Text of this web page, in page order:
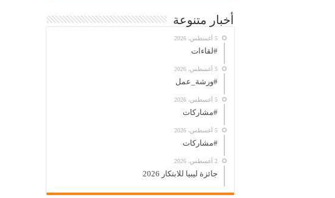
أخبار متنوعة
5 أغسطس، 2026
#لقاءات
5 أغسطس، 2026
#ورشة_عمل
5 أغسطس، 2026
#مشاركات
5 أغسطس، 2026
#مشاركات
2 أغسطس، 2026
جائزة ليبيا للابتكار 2026